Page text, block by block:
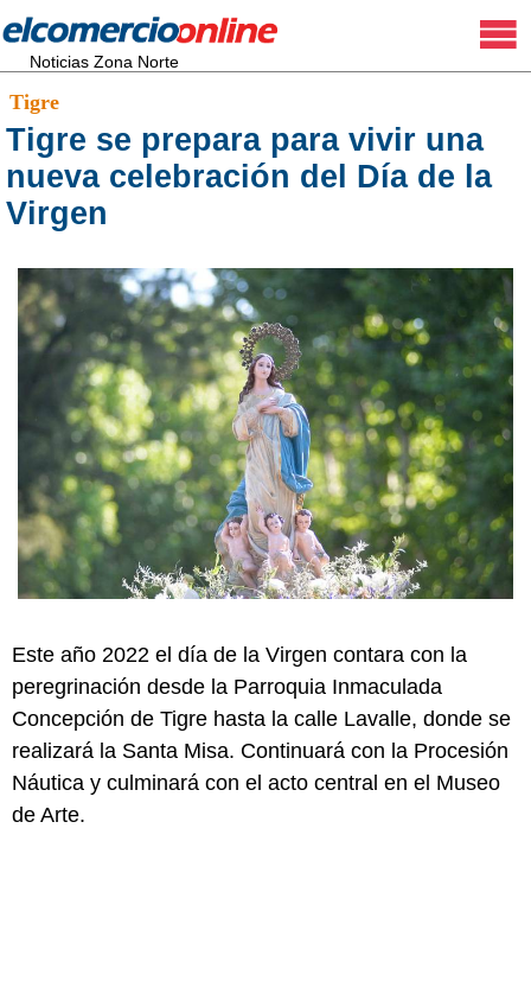
Noticias Zona Norte
Tigre
Tigre se prepara para vivir una
nueva celebración del Día de la
Virgen
Este año 2022 el día de la Virgen contara con la
peregrinación desde la Parroquia Inmaculada
Concepción de Tigre hasta la calle Lavalle, donde se
realizará la Santa Misa. Continuará con la Procesión
Náutica y culminará con el acto central en el Museo
de Arte.